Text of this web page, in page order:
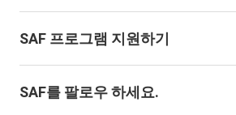
SAF 프로그램 지원하기
SAF를 팔로우 하세요.